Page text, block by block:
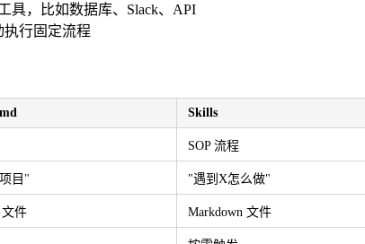
具，比如数据库、Slack、API
行固定流程
Skills
SOP 流程
目" "遇到X怎么做"
文件 Markdown 文件